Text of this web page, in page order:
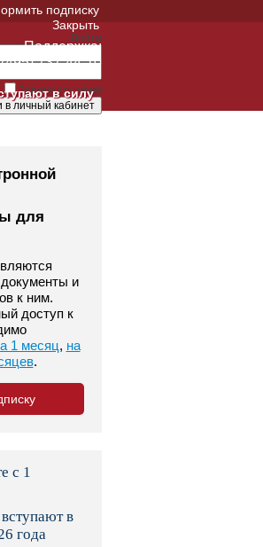
подписку
Закрыть
Войти
Запомнить меня
Поддержка:
737-44-10
в силу
для
и
к ним.
доступ к
1 месяц, на
.
с 1
в
года